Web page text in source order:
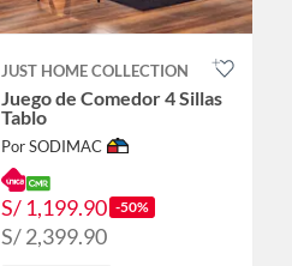
JUST HOME COLLECTION
Juego de Comedor 4 Sillas
Tablo
Por SODIMAC
S/ 1,199.90 -50%
S/ 2,399.90